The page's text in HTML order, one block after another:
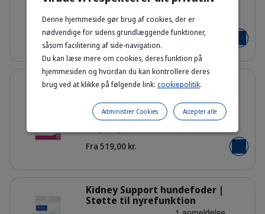
HQ_HPM_Packaging-without-
3 kg - 1.5 kg
Fra 219,00 kr. Læg i
HPM Puppy tørfoder til sund
vækst | Store & mellemstore
racer
Fra 519,00 kr. Læg i
Kidney Support hundefoder |
Støtte til nyrefunktion
Denne hjemmeside gør brug af cookies, der er
nødvendige for sidens grundlæggende funktioner,
såsom facilitering af side-navigation.
Du kan læse mere om cookies, deres funktion på
hjemmesiden og hvordan du kan kontrollere deres
brug ved at klikke på følgende link: cookiepolitik.
Accepter alle
Administrer Cookies